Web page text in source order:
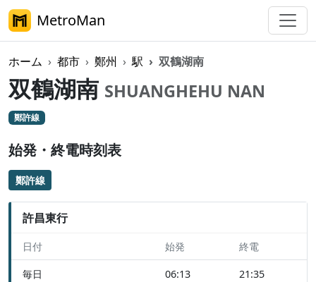
MetroMan
ホーム 都市 鄭州 駅 双鶴湖南
双鶴湖南 SHUANGHEHU NAN
鄭許線
始発・終電時刻表
鄭許線
許昌東行
日付 始発 終電
毎日 06:13 21:35